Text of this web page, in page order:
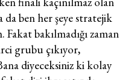
da ben her şeye stratejik
bakılmadığı zaman
grubu çıkıyor,
diyeceksiniz ki kolay